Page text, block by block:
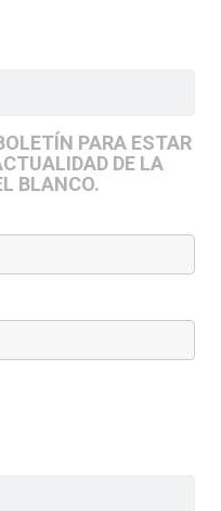
PARA ESTAR
DE LA
BLANCO.